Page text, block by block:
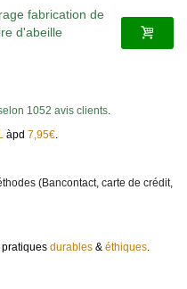
fabrication de
d'abeille
1052 avis clients.
àpd 7,95€.
(Bancontact, carte de crédit,
durables & éthiques.